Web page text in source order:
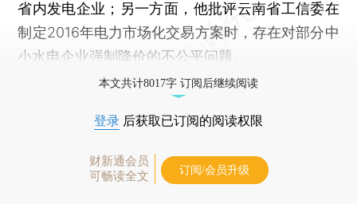
省内发电企业；另一方面，他批评云南省工信委在
制定2016年电力市场化交易方案时，存在对部分中
小水电企业强制降价的不公平问题。
本文共计8017字 订阅后继续阅读
登录 后获取已订阅的阅读权限
财新通会员
可畅读全文
订阅/会员升级